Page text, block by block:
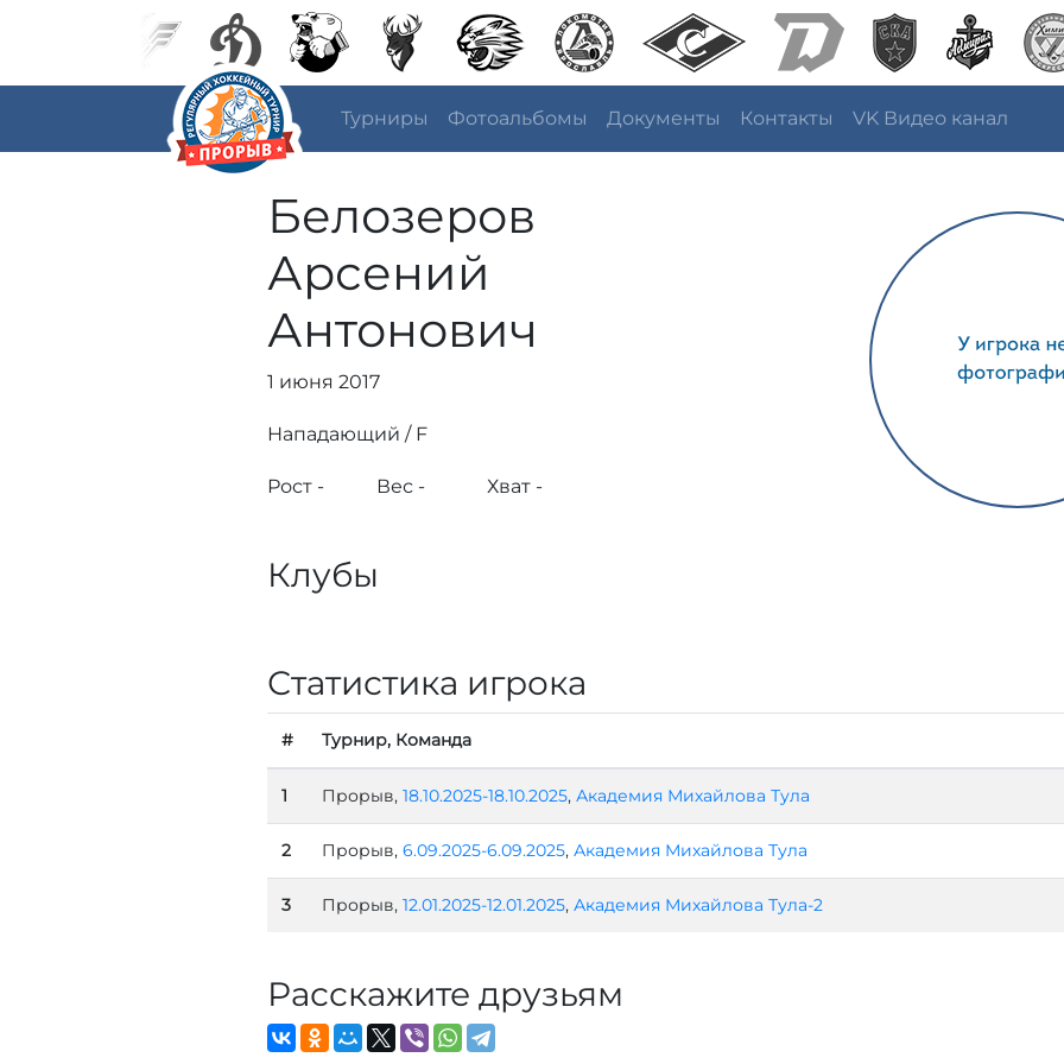
Турниры Фотоальбомы Документы Контакты VK Видео канал
Белозеров
Арсений
Антонович
1 июня 2017
Нападающий / F
Рост - Вес - Хват -
Клубы
Статистика игрока
# Турнир, Команда
1 Прорыв, 18.10.2025-18.10.2025, Академия Михайлова Тула
2 Прорыв, 6.09.2025-6.09.2025, Академия Михайлова Тула
3 Прорыв, 12.01.2025-12.01.2025, Академия Михайлова Тула-2
Расскажите друзьям